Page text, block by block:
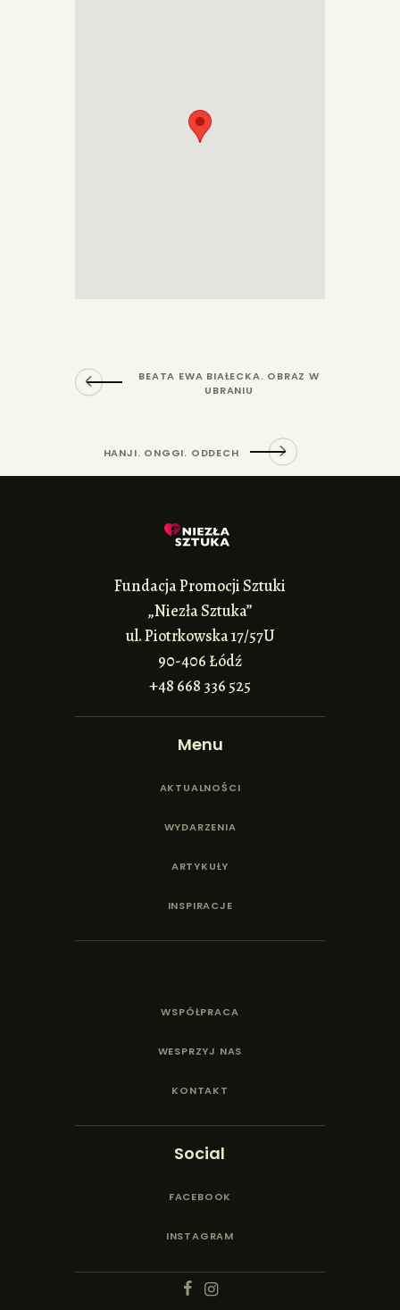
BEATA EWA BIAŁECKA. OBRAZ W
UBRANIU
HANJI. ONGGI. ODDECH
Fundacja Promocji Sztuki
„Niezła Sztuka”
ul. Piotrkowska 17/57U
90-406 Łódź
+48 668 336 525
Menu
AKTUALNOŚCI
WYDARZENIA
ARTYKUŁY
INSPIRACJE
WSPÓŁPRACA
WESPRZYJ NAS
KONTAKT
Social
FACEBOOK
INSTAGRAM